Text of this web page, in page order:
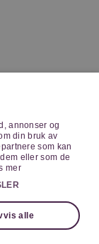
annonser og
din bruk av
som kan
eller som de
mer
alle